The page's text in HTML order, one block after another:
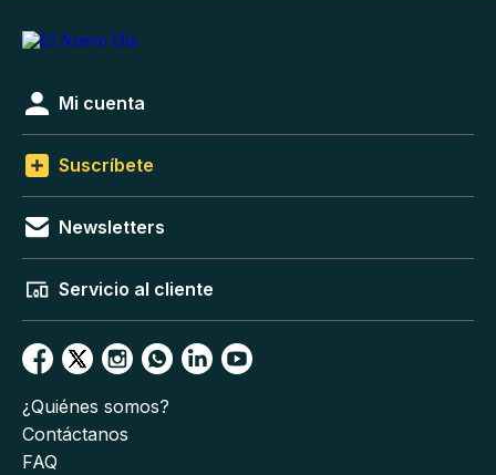
Mi cuenta
Suscríbete
Newsletters
Servicio al cliente
¿Quiénes somos?
Contáctanos
FAQ